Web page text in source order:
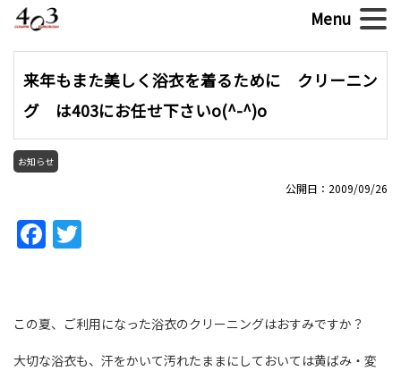
来年もまた美しく浴衣を着るために クリーニン
グ は403にお任せ下さいo(^-^)o
お知らせ
公開日：2009/09/26
Facebook
この夏、ご利用になった浴衣のクリーニングはおすみですか？
大切な浴衣も、汗をかいて汚れたままにしておいては黄ばみ・変